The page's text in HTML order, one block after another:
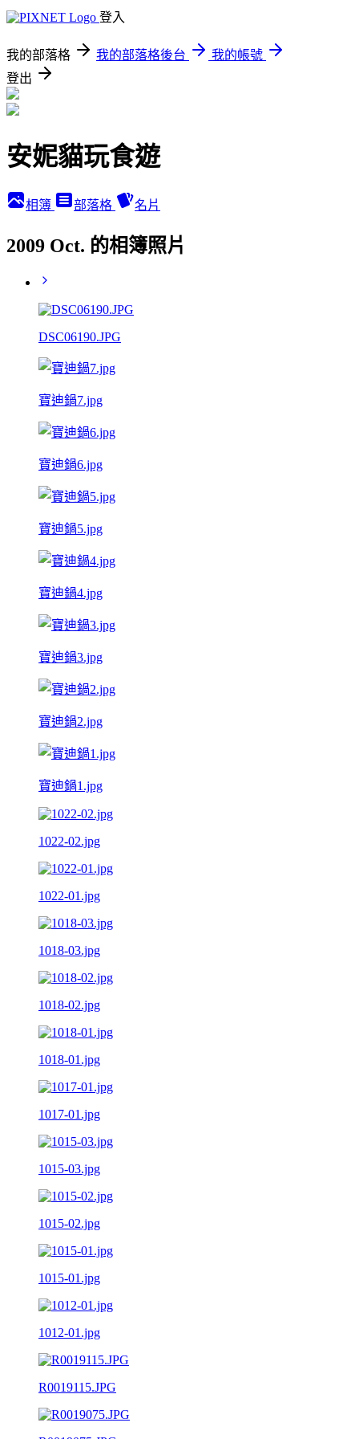
登入
我的部落格 我的部落格後台
我的帳號
登出
安妮貓玩食遊
相簿 部落格 名片
2009 Oct. 的相簿照片
DSC06190.JPG
寶迪鍋7.jpg
寶迪鍋6.jpg
寶迪鍋5.jpg
寶迪鍋4.jpg
寶迪鍋3.jpg
寶迪鍋2.jpg
寶迪鍋1.jpg
1022-02.jpg
1022-01.jpg
1018-03.jpg
1018-02.jpg
1018-01.jpg
1017-01.jpg
1015-03.jpg
1015-02.jpg
1015-01.jpg
1012-01.jpg
R0019115.JPG